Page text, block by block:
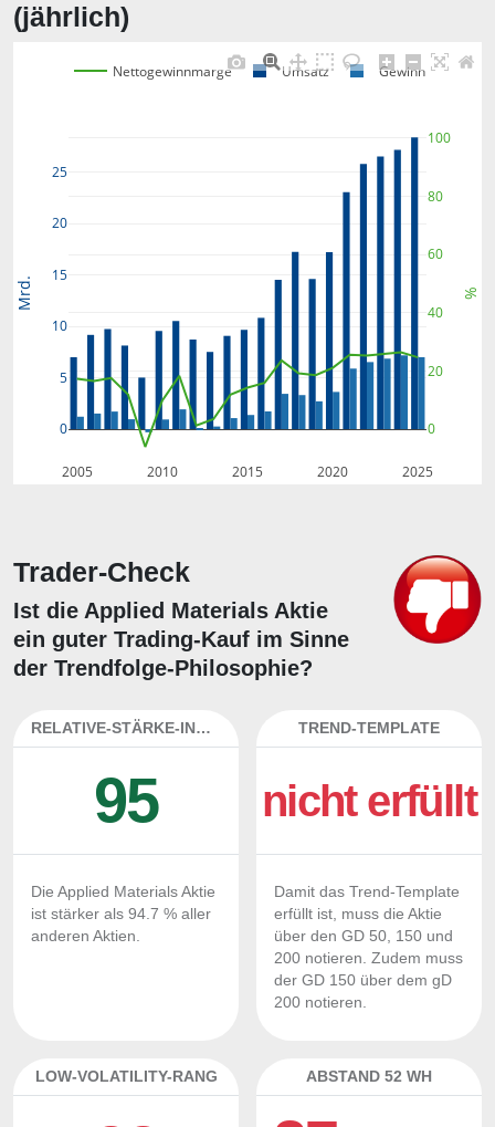
(jährlich)
2005 2010 2015 2020 2025
0
5
10
15
20
25
0
20
40
60
80
100
Nettogewinnmarge Umsatz Gewinn
Mrd. %
Trader-Check
Ist die Applied Materials Aktie
ein guter Trading-Kauf im Sinne
der Trendfolge-Philosophie?
RELATIVE-STÄRKE-INDEX
95
Die Applied Materials Aktie
ist stärker als 94.7 % aller
anderen Aktien.
TREND-TEMPLATE
nicht erfüllt
Damit das Trend-Template
erfüllt ist, muss die Aktie
über den GD 50, 150 und
200 notieren. Zudem muss
der GD 150 über dem gD
200 notieren.
LOW-VOLATILITY-RANG ABSTAND 52 WH